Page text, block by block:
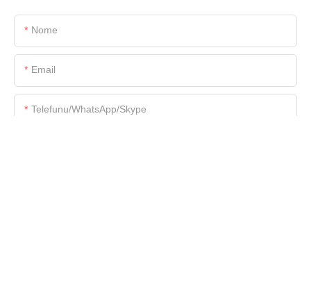
Nome
Email
Telefunu/WhatsApp/Skype